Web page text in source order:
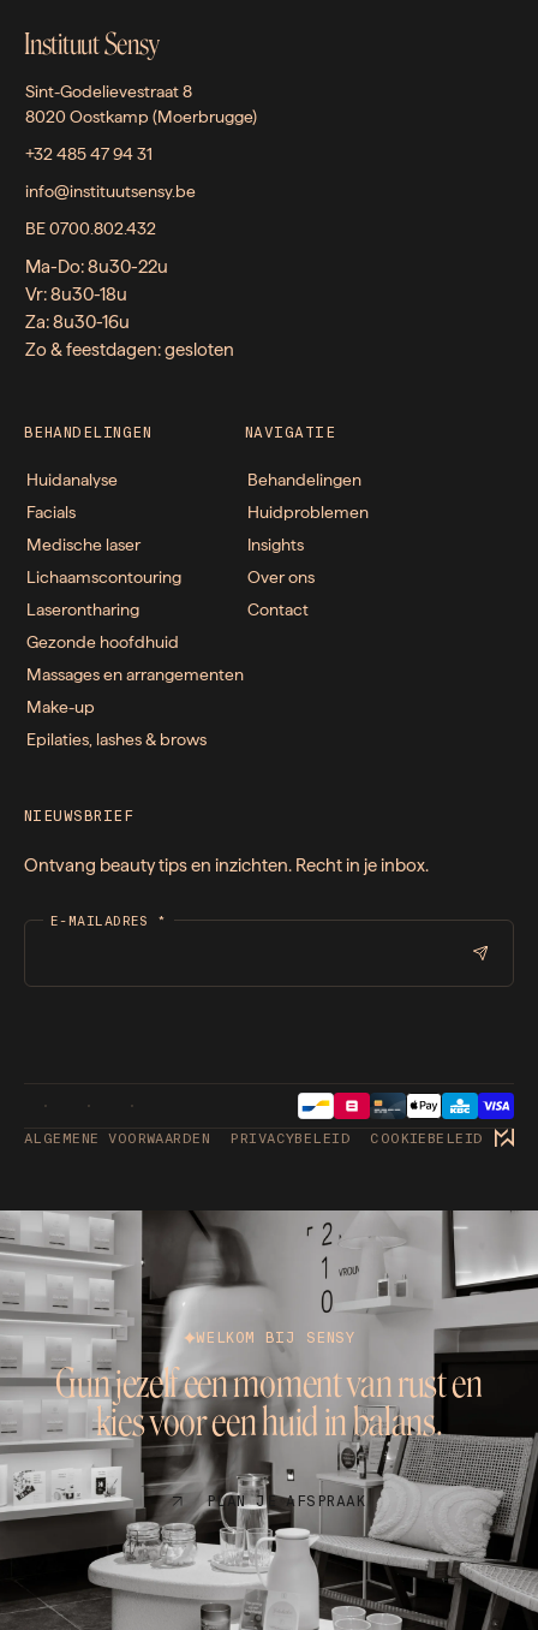
Instituut Sensy
Sint-Godelievestraat 8
8020 Oostkamp (Moerbrugge)
+32 485 47 94 31
info@instituutsensy.be
BE 0700.802.432
Ma-Do: 8u30-22u
Vr: 8u30-18u
Za: 8u30-16u
Zo & feestdagen: gesloten
BEHANDELINGEN
Huidanalyse
Facials
Medische laser
Lichaamscontouring
Laserontharing
Gezonde hoofdhuid
Massages en arrangementen
Make-up
Epilaties, lashes & brows
NAVIGATIE
Behandelingen
Huidproblemen
Insights
Over ons
Contact
NIEUWSBRIEF
Ontvang beauty tips en inzichten. Recht in je inbox.
E-MAILADRES *
ALGEMENE VOORWAARDEN PRIVACYBELEID COOKIEBELEID
WELKOM BIJ SENSY
Gun jezelf een moment van rust en
kies voor een huid in balans.
PLAN JE AFSPRAAK